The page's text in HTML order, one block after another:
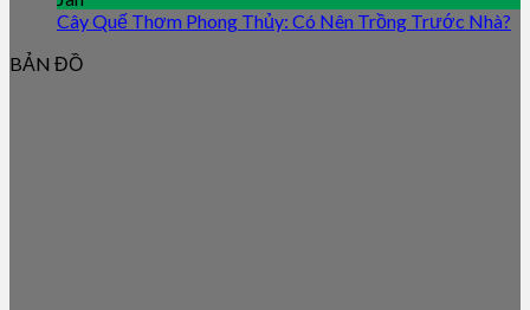
Cây Quế Thơm Phong Thủy: Có Nên Trồng Trước Nhà?
BẢN ĐỒ